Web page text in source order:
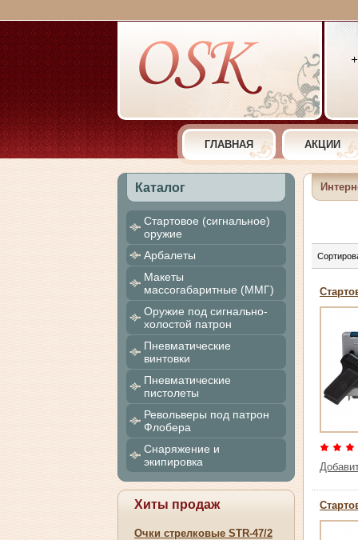
ГЛАВНАЯ АКЦИИ
Каталог
Cтартовое (сигнальное)
оружие
Арбалеты
Макеты
массогабаритные (ММГ)
Оружие под сигнально-
холостой патрон
Пневматические
винтовки
Пневматические
пистолеты
Револьверы под патрон
Флобера
Снаряжение и
экипировка
Хиты продаж
Очки стрелковые STR-47/2